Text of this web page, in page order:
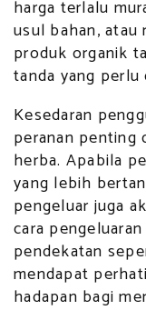
harga terlalu
usul bahan, atau
produk organik
tanda yang perlu
Kesedaran
peranan penting
herba. Apabila
yang lebih
pengeluar juga
cara
pendekatan
mendapat
hadapan bagi